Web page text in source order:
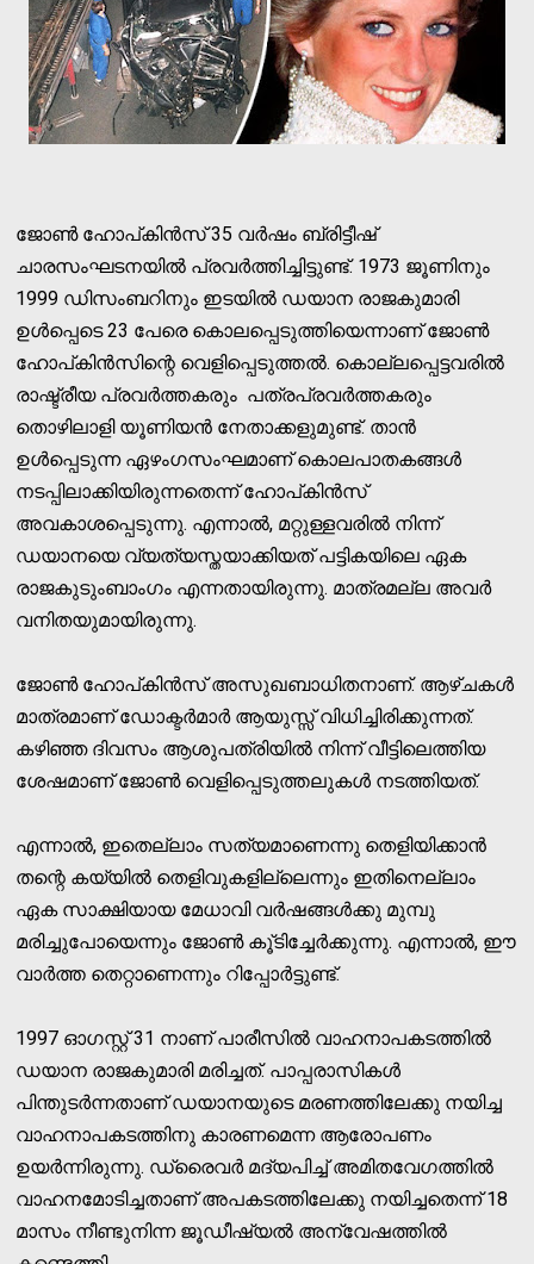
ജോണ്‍ ഹോപ്കിന്‍സ് 35 വര്‍ഷം ബ്രിട്ടീഷ്
ചാരസംഘടനയില്‍ പ്രവര്‍ത്തിച്ചിട്ടുണ്ട്. 1973 ജൂണിനും
1999 ഡിസംബറിനും ഇടയില്‍ ഡയാന രാജകുമാരി
ഉള്‍പ്പെടെ 23 പേരെ കൊലപ്പെടുത്തിയെന്നാണ് ജോണ്‍
ഹോപ്കിന്‍സിന്റെ വെളിപ്പെടുത്തല്‍. കൊല്ലപ്പെട്ടവരില്‍
രാഷ്ട്രീയ പ്രവര്‍ത്തകരും പത്രപ്രവര്‍ത്തകരും
തൊഴിലാളി യൂണിയന്‍ നേതാക്കളുമുണ്ട്. താന്‍
ഉള്‍പ്പെടുന്ന ഏഴംഗസംഘമാണ് കൊലപാതകങ്ങള്‍
നടപ്പിലാക്കിയിരുന്നതെന്ന് ഹോപ്കിന്‍സ്
അവകാശപ്പെടുന്നു. എന്നാല്‍, മറ്റുള്ളവരില്‍ നിന്ന്
ഡയാനയെ വ്യത്യസ്തയാക്കിയത് പട്ടികയിലെ ഏക
രാജകുടുംബാംഗം എന്നതായിരുന്നു. മാത്രമല്ല അവര്‍
വനിതയുമായിരുന്നു.
ജോണ്‍ ഹോപ്കിന്‍സ് അസുഖബാധിതനാണ്. ആഴ്ചകള്‍
മാത്രമാണ് ഡോക്ടര്‍മാര്‍ ആയുസ്സ് വിധിച്ചിരിക്കുന്നത്.
കഴിഞ്ഞ ദിവസം ആശുപത്രിയില്‍ നിന്ന് വീട്ടിലെത്തിയ
ശേഷമാണ് ജോണ്‍ വെളിപ്പെടുത്തലുകള്‍ നടത്തിയത്.
എന്നാല്‍, ഇതെല്ലാം സത്യമാണെന്നു തെളിയിക്കാന്‍
തന്റെ കയ്യില്‍ തെളിവുകളില്ലെന്നും ഇതിനെല്ലാം
ഏക സാക്ഷിയായ മേധാവി വര്‍ഷങ്ങള്‍ക്കു മുമ്പു
മരിച്ചുപോയെന്നും ജോണ്‍ കൂ്ടിച്ചേര്‍ക്കുന്നു. എന്നാല്‍, ഈ
വാര്‍ത്ത തെറ്റാണെന്നും റിപ്പോര്‍ട്ടുണ്ട്.
1997 ഓഗസ്റ്റ് 31 നാണ് പാരീസില്‍ വാഹനാപകടത്തില്‍
ഡയാന രാജകുമാരി മരിച്ചത്. പാപ്പരാസികള്‍
പിന്തുടര്‍ന്നതാണ് ഡയാനയുടെ മരണത്തിലേക്കു നയിച്ച
വാഹനാപകടത്തിനു കാരണമെന്ന ആരോപണം
ഉയര്‍ന്നിരുന്നു. ഡ്രൈവര്‍ മദ്യപിച്ച് അമിതവേഗത്തില്‍
വാഹനമോടിച്ചതാണ് അപകടത്തിലേക്കു നയിച്ചതെന്ന് 18
മാസം നീണ്ടുനിന്ന ജൂഡീഷ്യല്‍ അന്വേഷത്തില്‍